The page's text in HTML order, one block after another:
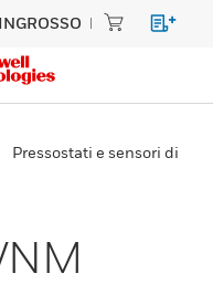
Pressostati e sensori di